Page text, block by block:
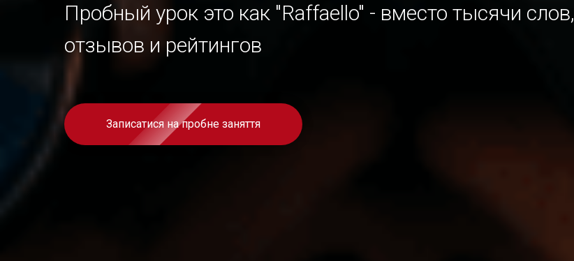
Пробный урок это как "Raffaello" - вместо тысячи слов,
отзывов и рейтингов
Записатися на пробне заняття